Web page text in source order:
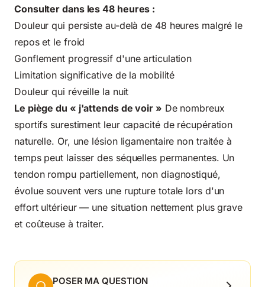
Consulter dans les 48 heures :
Douleur qui persiste au-delà de 48 heures malgré le
repos et le froid
Gonflement progressif d'une articulation
Limitation significative de la mobilité
Douleur qui réveille la nuit
Le piège du « j'attends de voir » De nombreux
sportifs surestiment leur capacité de récupération
naturelle. Or, une lésion ligamentaire non traitée à
temps peut laisser des séquelles permanentes. Un
tendon rompu partiellement, non diagnostiqué,
évolue souvent vers une rupture totale lors d'un
effort ultérieur — une situation nettement plus grave
et coûteuse à traiter.
POSER MA QUESTION